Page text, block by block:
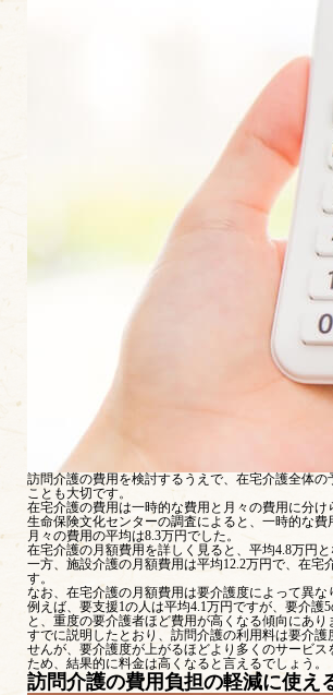
訪問介護の費用を検討するうえで、在宅介護全体の
ことも大切です。
在宅介護の費用は一時的な費用と月々の費用に分け
生命保険文化センターの調査によると、一時的な費
月々の費用の平均は8.3万円でした。
在宅介護の月額費用を詳しく見ると、平均4.8万円と
一方、施設介護の月額費用は平均12.2万円で、在宅
す。
なお、在宅介護の月額費用は要介護度によって異な
例えば、要支援1の人は平均4.1万円ですが、要介護
と、重度の要介護者ほど費用が高くなる傾向にあり
すでに説明したとおり、訪問介護の利用料は要介護
せんが、要介護度が上がるほどより多くのサービス
ため、結果的に料金は高くなると言えるでしょう。
訪問介護の費用負担の軽減に使え